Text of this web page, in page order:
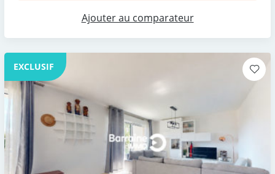
Ajouter au comparateur
EXCLUSIF